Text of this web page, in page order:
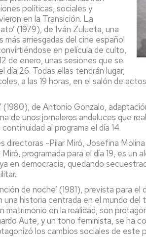
e
instalaciones
deportivas
Informática
y
comunicaciones
Servicio
Mantenimiento
Conserjería
correo
interno
Unizar
Otros
servicios
en
el
Campus
políticas, sociales y
en la Transición. La
(1979), de Iván Zulueta, una
más arriesgadas del cine español
en película de culto,
de enero, unas sesiones que se
día 26. Todas ellas tendrán lugar,
a las 19 horas, en el salón de
(1980), de Antonio Gonzalo,
de unos jornaleros andaluces que
al programa el día 14.
directoras -Pilar Miró, Josefina
Miró, programada para el día 19, es
en democracia, quedando
de noche’ (1981), prevista para
una historia centrada en el mundo
matrimonio en la realidad, son
Aute, y un tono feminista, se ha
los cambios sociales de este